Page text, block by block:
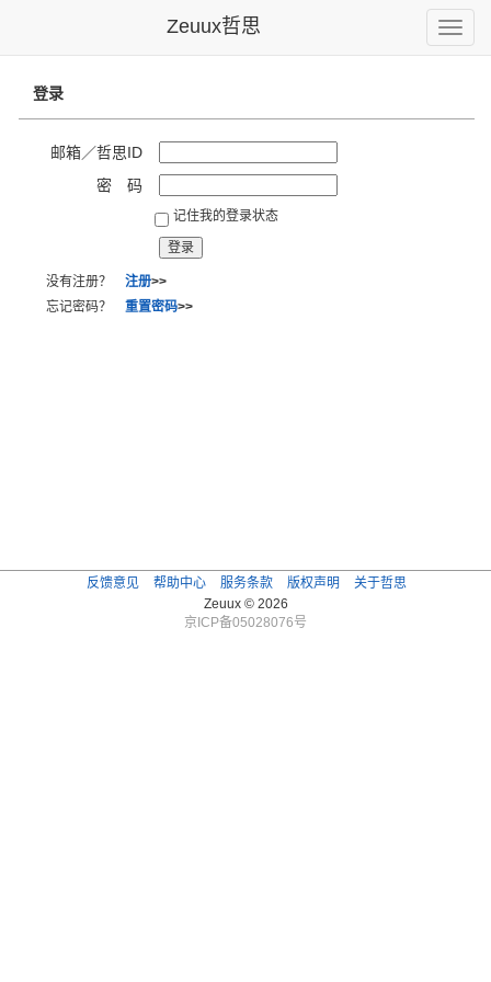
Toggle
Zeuux哲思
登录
邮箱／哲思ID
密 码
记住我的登录状态
没有注册？ 注册>>
忘记密码？ 重置密码>>
反馈意见 帮助中心 服务条款 版权声明
关于哲思
Zeuux © 2026
京ICP备05028076号